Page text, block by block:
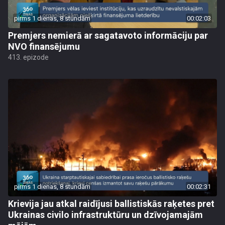
pirms 1 dienas, 8 stundām 00:02:03
Premjers nemierā ar sagatavoto informāciju par
NVO finansējumu
413. epizode
pirms 1 dienas, 8 stundām 00:02:31
Krievija jau atkal raidījusi ballistiskās raķetes pret
Ukrainas civilo infrastruktūru un dzīvojamajām